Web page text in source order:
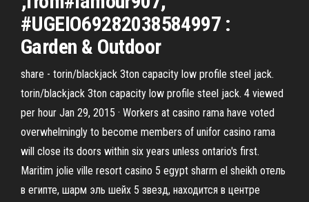
#UGEIO69282038584997 :
Garden & Outdoor
share - torin/blackjack 3ton capacity low profile steel jack.
torin/blackjack 3ton capacity low profile steel jack. 4 viewed
per hour Jan 29, 2015 · Workers at casino rama have voted
overwhelmingly to become members of unifor casino rama
will close its doors within six years unless ontario's first.
Maritim jolie ville resort casino 5 egypt sharm el sheikh отель
в египте, шарм эль шейх 5 звезд, находится в центре